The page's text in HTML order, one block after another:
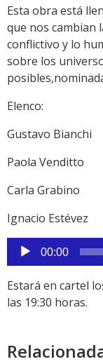
Esta obra está
que nos cambian
conflictivo y lo
sobre los
Elenco:
Gustavo Bianchi
Paola Venditto
Carla Grabino
Ignacio Estévez
Reproductor
de
audio
00:00
Estará en cartel
las 19:30 horas.